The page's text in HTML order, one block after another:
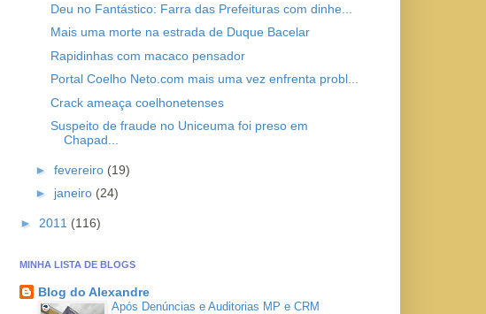
Deu no Fantástico: Farra das Prefeituras com dinhe...
Mais uma morte na estrada de Duque Bacelar
Rapidinhas com macaco pensador
Portal Coelho Neto.com mais uma vez enfrenta probl...
Crack ameaça coelhonetenses
Suspeito de fraude no Uniceuma foi preso em
Chapad...
► fevereiro (19)
► janeiro (24)
► 2011 (116)
MINHA LISTA DE BLOGS
Blog do Alexandre
Após Denúncias e Auditorias MP e CRM